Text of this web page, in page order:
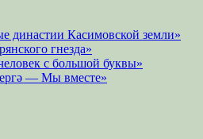
династии Касимовской земли»
гнезда»
с большой буквы»
— Мы вместе»